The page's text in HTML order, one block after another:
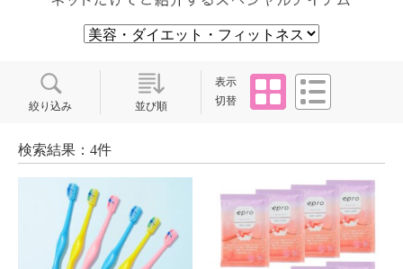
絞り込み 並び順
表示
切替
タイル
検索結果：4件